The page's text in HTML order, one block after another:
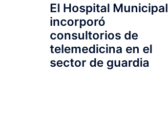
El Hospital Municipal
incorporó
consultorios de
telemedicina en el
sector de guardia